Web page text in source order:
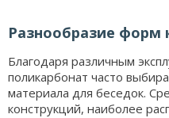
Разнообразие
Благодаря различным
поликарбонат часто
материала для беседок.
конструкций, наиболее